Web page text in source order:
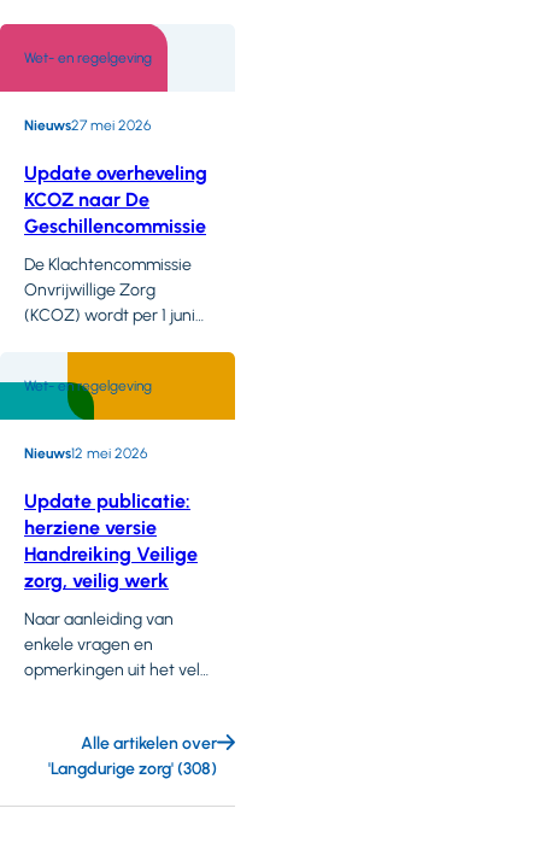
Update overheveling
KCOZ naar De
Geschillencommissie
Nieuws27 mei 2026
De Klachtencommissie
Onvrijwillige Zorg
(KCOZ) wordt per 1 juni
in Den Haag. Dit
betekent dat
maken van de KCOZ zich
moeten registreren.
Daarnaast blijft gelden
dat in de
klachtenregeling van de
zorgaanbieder expliciet
moet zijn opgenomen
dat Wzd klachten door
is opgenomen wat dit
voor zorgaanbieders
Wet- en regelgeving
Update publicatie:
herziene versie
Handreiking Veilige
zorg, veilig werk
Nieuws12 mei 2026
Naar aanleiding van
enkele vragen en
opmerkingen uit het veld
ActiZ, de Nederlandse
ggz, Valente en de VGN
Wet- en regelgeving
Alle artikelen over
'Langdurige zorg' (308)